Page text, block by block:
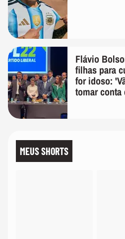
Flávio
filhas para
for idoso:
tomar
MEUS SHORTS